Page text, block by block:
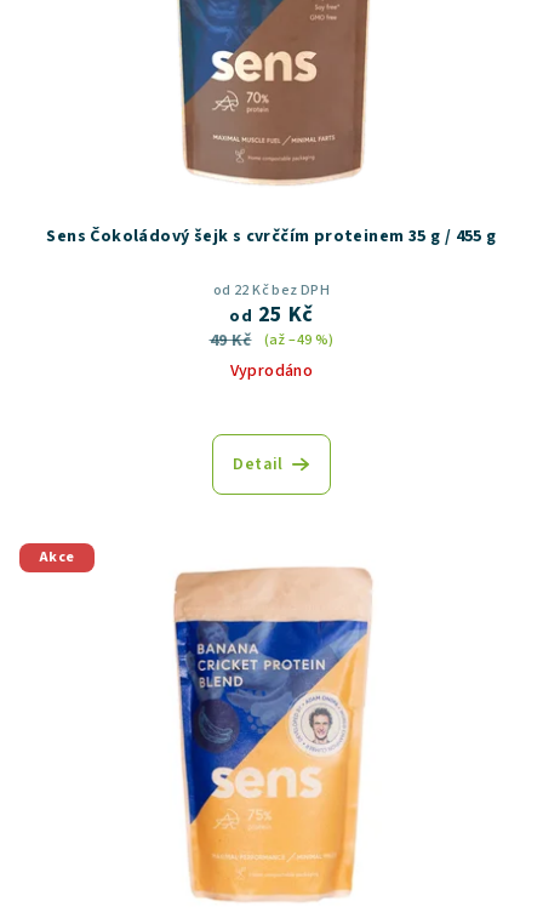
Sens Čokoládový šejk s cvrččím proteinem 35 g / 455 g
od 22 Kč bez DPH
od 25 Kč
49 Kč (až –49 %)
Vyprodáno
Detail
Akce